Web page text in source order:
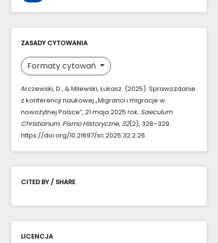
ZASADY CYTOWANIA
Formaty cytowań
Arczewski, D., & Milewski, Łukasz. (2025). Sprawozdanie
z konferencji naukowej „Migranci i migracje w
nowożytnej Polsce”, 21 maja 2025 rok. Saeculum
Christianum. Pismo Historyczne, 32(2), 328–329.
https://doi.org/10.21697/sc.2025.32.2.26
CITED BY / SHARE
LICENCJA